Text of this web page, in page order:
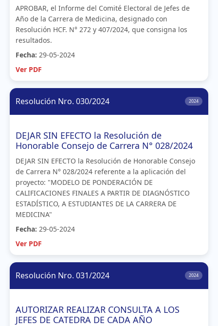
APROBAR, el Informe del Comité Electoral de Jefes de
Año de la Carrera de Medicina, designado con
Resolución HCF. N° 272 у 407/2024, que consigna los
resultados.
Fecha: 29-05-2024
Ver PDF
Resolución Nro. 030/2024 2024
DEJAR SIN EFECTO la Resolución de
Honorable Consejo de Carrera N° 028/2024
DEJAR SIN EFECTO la Resolución de Honorable Consejo
de Carrera N° 028/2024 referente a la aplicación del
proyecto: "MODELO DE PONDERACIÓN DE
CALIFICACIONES FINALES A PARTIR DE DIAGNÓSTICO
ESTADÍSTICO, A ESTUDIANTES DE LA CARRERA DE
MEDICINA"
Fecha: 29-05-2024
Ver PDF
Resolución Nro. 031/2024 2024
AUTORIZAR REALIZAR CONSULTA A LOS
JEFES DE CATEDRA DE CADA AÑO